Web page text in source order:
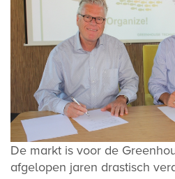
De markt is voor de
afgelopen jaren drastisch